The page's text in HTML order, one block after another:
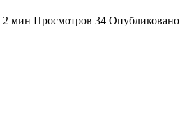
2 мин Просмотров 34 Опубликовано